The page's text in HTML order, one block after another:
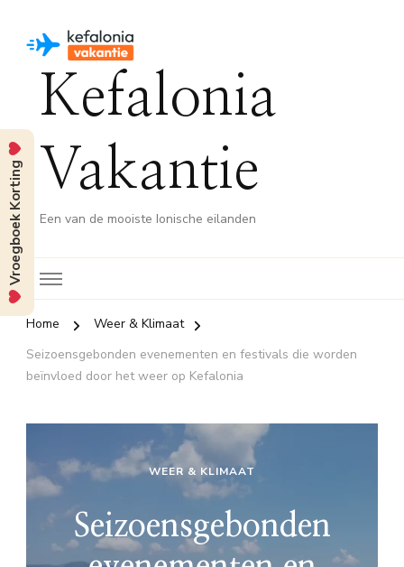
Kefalonia
Vakantie
Een van de mooiste Ionische eilanden
Home
Weer & Klimaat
Seizoensgebonden evenementen en festivals die worden
beïnvloed door het weer op Kefalonia
WEER & KLIMAAT
Seizoensgebonden
Vroegboek Korting